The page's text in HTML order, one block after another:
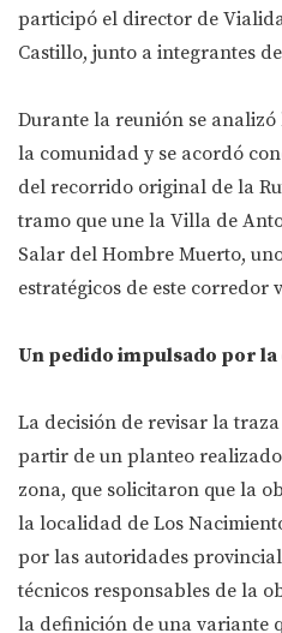
participó el director de
Castillo, junto a integrantes
Durante la reunión se
la comunidad y se acordó
del recorrido original de la
tramo que une la Villa de
Salar del Hombre Muerto,
estratégicos de este corredor
Un pedido impulsado por
La decisión de revisar la
partir de un planteo
zona, que solicitaron que la
la localidad de Los
por las autoridades
técnicos responsables de la
la definición de una variante